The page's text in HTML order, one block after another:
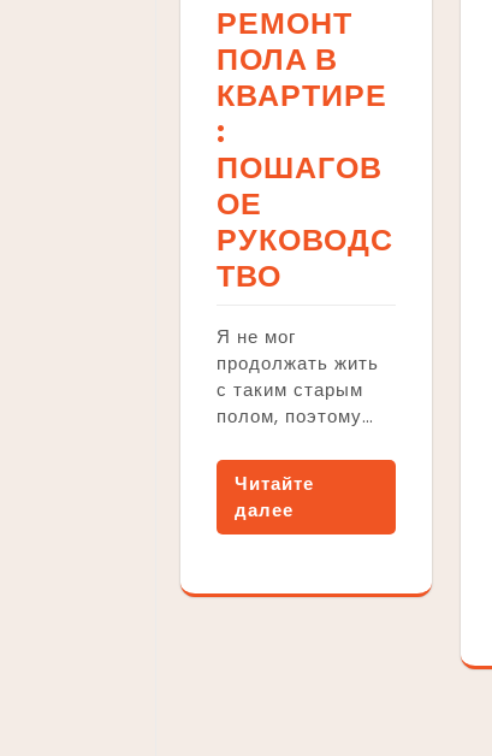
РЕМОНТ
ПОЛА В
КВАРТИРЕ
:
ПОШАГОВ
ОЕ
РУКОВОДС
ТВО
Я не мог
продолжать жить
с таким старым
полом, поэтому…
Читайте
далее